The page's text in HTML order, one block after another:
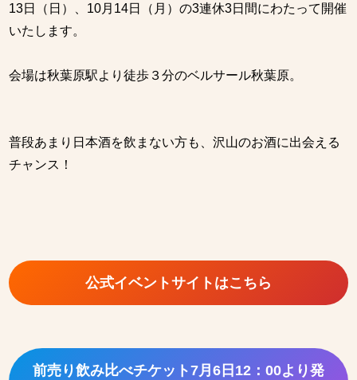
13日（日）、10月14日（月）の3連休3日間にわたって開催
いたします。
会場は秋葉原駅より徒歩３分のベルサール秋葉原。
普段あまり日本酒を飲まない方も、沢山のお酒に出会える
チャンス！
公式イベントサイトはこちら
前売り飲み比べチケット7月6日12：00より発